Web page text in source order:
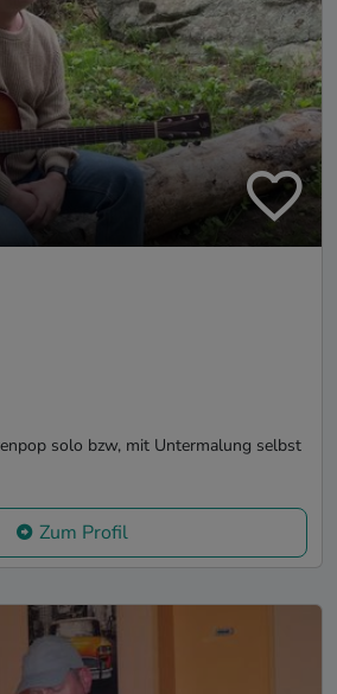
solo bzw, mit Untermalung selbst
Zum Profil